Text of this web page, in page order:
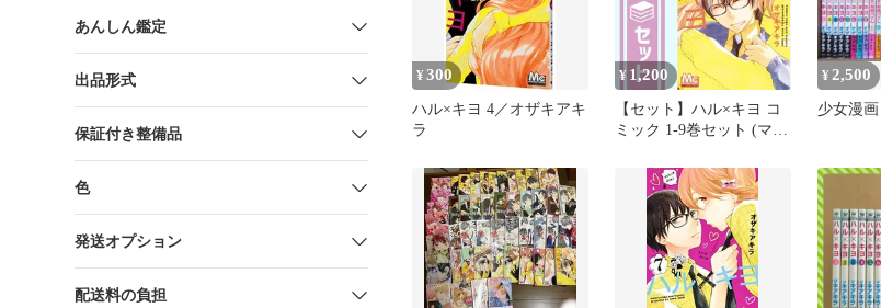
あんしん鑑定
出品形式
保証付き整備品
色
発送オプション
配送料の負担
¥300
ハル×キヨ 4／オザキアキ
ラ
¥ 1,200
【セット】ハル×キヨ コ
ミック 1-9巻セット (マー
ザキ アキラ
¥ 2,500
少女漫